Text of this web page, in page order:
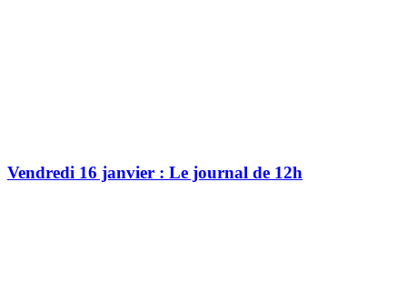
Vendredi 16 janvier : Le journal de 12h